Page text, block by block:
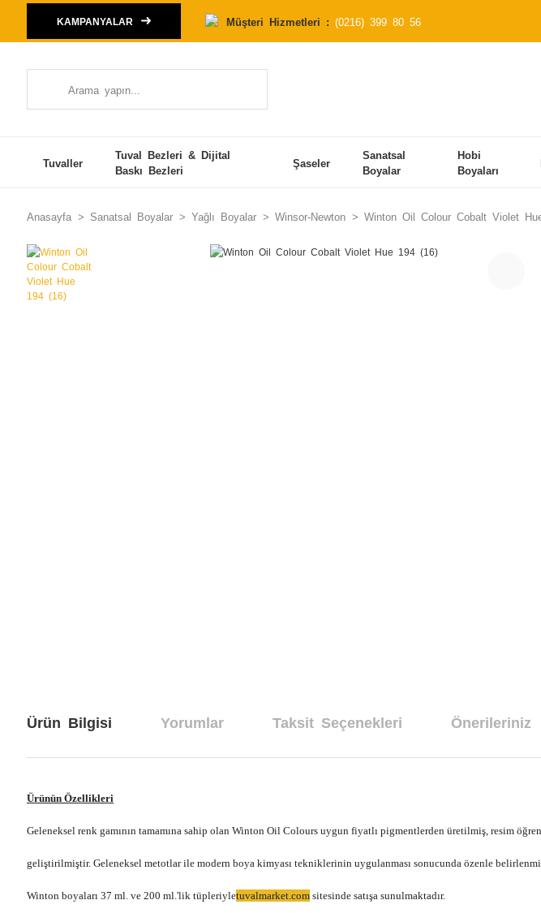
KAMPANYALAR Müşteri Hizmetleri : (0216) 399 80 56
Tuvaller
Tuval Bezleri & Dijital
Baskı Bezleri
Şaseler
Sanatsal
Boyalar
Hobi
Boyaları
Anasayfa Sanatsal Boyalar Yağlı Boyalar Winsor-Newton Winton Oil Colour Cobalt Violet
Ürün Bilgisi Yorumlar Taksit Seçenekleri Önerileriniz
Ürünün Özellikleri
Geleneksel renk gamının tamamına sahip olan Winton Oil Colours uygun fiyatlı pigmentlerden üretilmiş, resim
geliştirilmiştir. Geleneksel metotlar ile modern boya kimyası tekniklerinin uygulanması sonucunda özenle
Winton boyaları 37 ml. ve 200 ml.'lik tüpleriyletuvalmarket.com sitesinde satışa sunulmaktadır.